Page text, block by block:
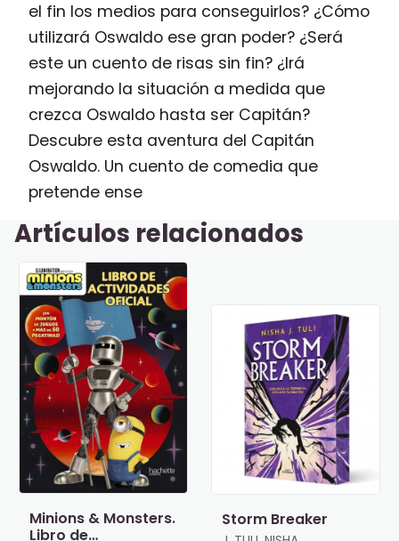
el fin los medios para conseguirlos? ¿Cómo
utilizará Oswaldo ese gran poder? ¿Será
este un cuento de risas sin fin? ¿Irá
mejorando la situación a medida que
crezca Oswaldo hasta ser Capitán?
Descubre esta aventura del Capitán
Oswaldo. Un cuento de comedia que
pretende ense
Artículos relacionados
Minions & Monsters.
Libro de
Storm Breaker